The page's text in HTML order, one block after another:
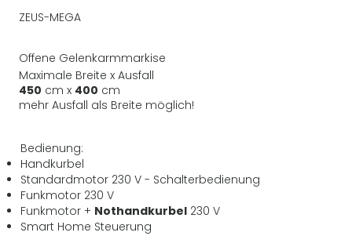
ZEUS-MEGA
Offene Gelenkarmmarkise
Maximale Breite x Ausfall
450 cm x 400 cm
mehr Ausfall als Breite möglich!
Bedienung:
Handkurbel
Standardmotor 230 V - Schalterbedienung
Funkmotor 230 V
Funkmotor + Nothandkurbel 230 V
Smart Home Steuerung